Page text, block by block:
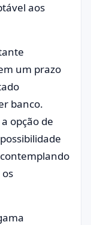
aos
um prazo
banco.
opção de